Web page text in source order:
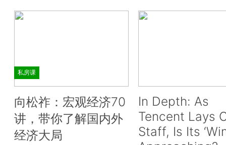
私房课
向松祚：宏观经济70
讲，带你了解国内外
经济大局
In Depth: As
Tencent Lays
Staff, Is Its